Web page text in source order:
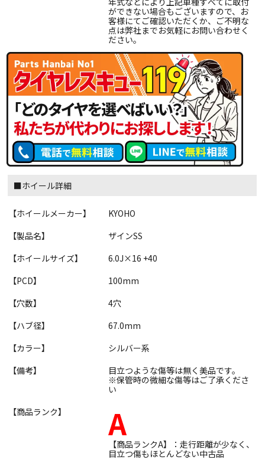
ができない場合もございますので、お
客様にてご確認いただくか、ご不明な
点は弊社までお気軽にお問い合わせく
ださい。
■ホイール詳細
【ホイールメーカー】
KYOHO
【製品名】
ザインSS
【ホイールサイズ】
6.0J×16 +40
【PCD】
100mm
【穴数】
4穴
【ハブ径】
67.0mm
【カラー】
シルバー系
【備考】
目立つような傷等は無く美品です。
※保管時の微細な傷等はご了承くださ
い
【商品ランク】
A
【商品ランクA】：走行距離が少なく、
目立つ傷もほとんどない中古品